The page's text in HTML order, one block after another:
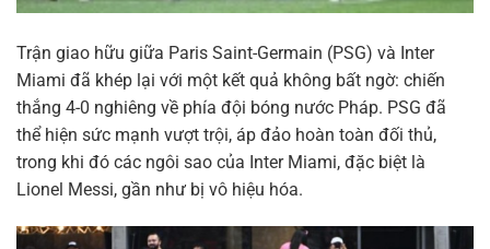
Trận giao hữu giữa Paris Saint-Germain (PSG) và Inter
Miami đã khép lại với một kết quả không bất ngờ: chiến
thắng 4-0 nghiêng về phía đội bóng nước Pháp. PSG đã
thể hiện sức mạnh vượt trội, áp đảo hoàn toàn đối thủ,
trong khi đó các ngôi sao của Inter Miami, đặc biệt là
Lionel Messi, gần như bị vô hiệu hóa.